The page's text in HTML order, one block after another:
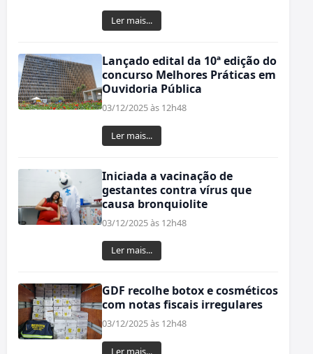
Ler mais...
Lançado edital da 10ª edição do
concurso Melhores Práticas em
Ouvidoria Pública
03/12/2025 às 12h48
Ler mais...
Iniciada a vacinação de
gestantes contra vírus que
causa bronquiolite
03/12/2025 às 12h48
Ler mais...
GDF recolhe botox e cosméticos
com notas fiscais irregulares
03/12/2025 às 12h48
Ler mais...